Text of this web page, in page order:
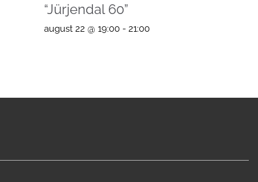
“Jürjendal 60”
august 22 @ 19:00- 21:00